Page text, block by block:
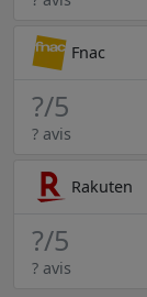
Fnac
?/5
? avis
Rakuten
?/5
? avis